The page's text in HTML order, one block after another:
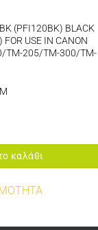
(PFI120BK) BLACK
FOR USE IN CANON
TM-205/TM-300/TM-
καλάθι